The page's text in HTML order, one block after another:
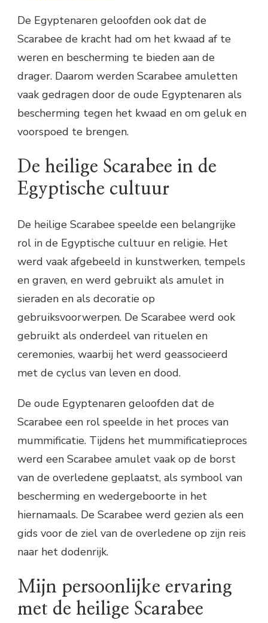
De Egyptenaren geloofden ook dat de
Scarabee de kracht had om het kwaad af te
weren en bescherming te bieden aan de
drager. Daarom werden Scarabee amuletten
vaak gedragen door de oude Egyptenaren als
bescherming tegen het kwaad en om geluk en
voorspoed te brengen.
De heilige Scarabee in de
Egyptische cultuur
De heilige Scarabee speelde een belangrijke
rol in de Egyptische cultuur en religie. Het
werd vaak afgebeeld in kunstwerken, tempels
en graven, en werd gebruikt als amulet in
sieraden en als decoratie op
gebruiksvoorwerpen. De Scarabee werd ook
gebruikt als onderdeel van rituelen en
ceremonies, waarbij het werd geassocieerd
met de cyclus van leven en dood.
De oude Egyptenaren geloofden dat de
Scarabee een rol speelde in het proces van
mummificatie. Tijdens het mummificatieproces
werd een Scarabee amulet vaak op de borst
van de overledene geplaatst, als symbool van
bescherming en wedergeboorte in het
hiernamaals. De Scarabee werd gezien als een
gids voor de ziel van de overledene op zijn reis
naar het dodenrijk.
Mijn persoonlijke ervaring
met de heilige Scarabee